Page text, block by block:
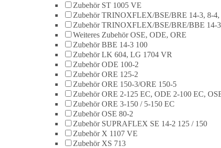
Zubehör ST 1005 VE
Zubehör TRINOXFLEX/BSE/BRE 14-3, 8-
Zubehör TRINOXFLEX/BSE/BRE/BBE 14-3
Weiteres Zubehör OSE, ODE, ORE
Zubehör BBE 14-3 100
Zubehör LK 604, LG 1704 VR
Zubehör ODE 100-2
Zubehör ORE 125-2
Zubehör ORE 150-3/ORE 150-5
Zubehör ORE 2-125 EC, ODE 2-100 EC,
Zubehör ORE 3-150 / 5-150 EC
Zubehör OSE 80-2
Zubehör SUPRAFLEX SE 14-2 125 / 150
Zubehör X 1107 VE
Zubehör XS 713